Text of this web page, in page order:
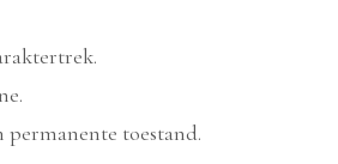
permanente toestand.